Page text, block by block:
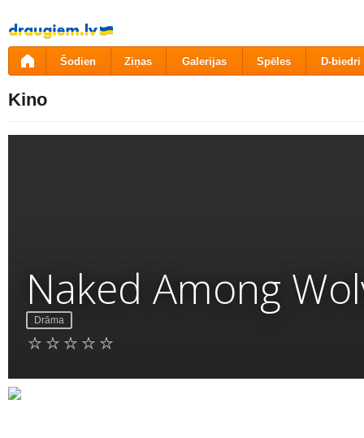
Pāriet
uz
saturu
Šodien Ziņas Galerijas Spēles D-biedri
Kino
Naked Among
Drāma